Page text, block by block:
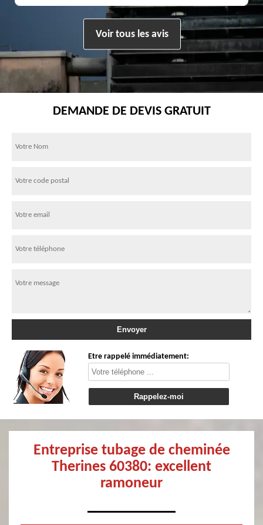
Voir tous les avis
DEMANDE DE DEVIS GRATUIT
Etre rappelé immédiatement:
Entreprise tubage de cheminée
Therines 60380: excellent
ramoneur